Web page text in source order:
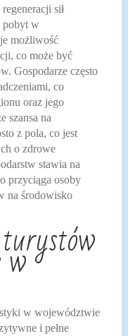
sił
pobyt w
możliwość
co może być
Gospodarze często
co
oraz jego
szansa na
z pola, co jest
o zdrowe
stawia na
przyciąga osoby
na środowisko
w województwie
i pełne